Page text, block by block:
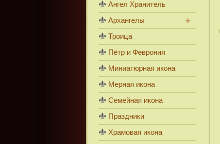
Ангел Хранитель
Архангелы
Троица
Пётр и Феврония
Миниатюрная икона
Мерная икона
Семейная икона
Праздники
Храмовая икона